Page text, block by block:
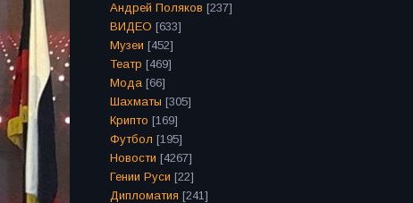
Андрей Поляков [237]
ВИДЕО [633]
Музеи [452]
Театр [469]
Мода [66]
Шахматы [305]
Крипто [169]
Футбол [195]
Новости [4267]
Гении Руси [22]
Дипломатия [241]